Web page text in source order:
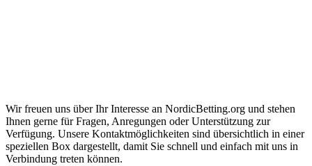
Wir freuen uns über Ihr Interesse an NordicBetting.org und stehen
Ihnen gerne für Fragen, Anregungen oder Unterstützung zur
Verfügung. Unsere Kontaktmöglichkeiten sind übersichtlich in einer
speziellen Box dargestellt, damit Sie schnell und einfach mit uns in
Verbindung treten können.